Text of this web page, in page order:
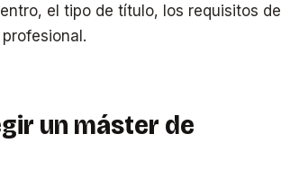
el tipo de título, los requisitos de
un máster de